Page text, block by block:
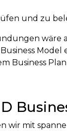
und zu
wäre
Model
Business
wir mit